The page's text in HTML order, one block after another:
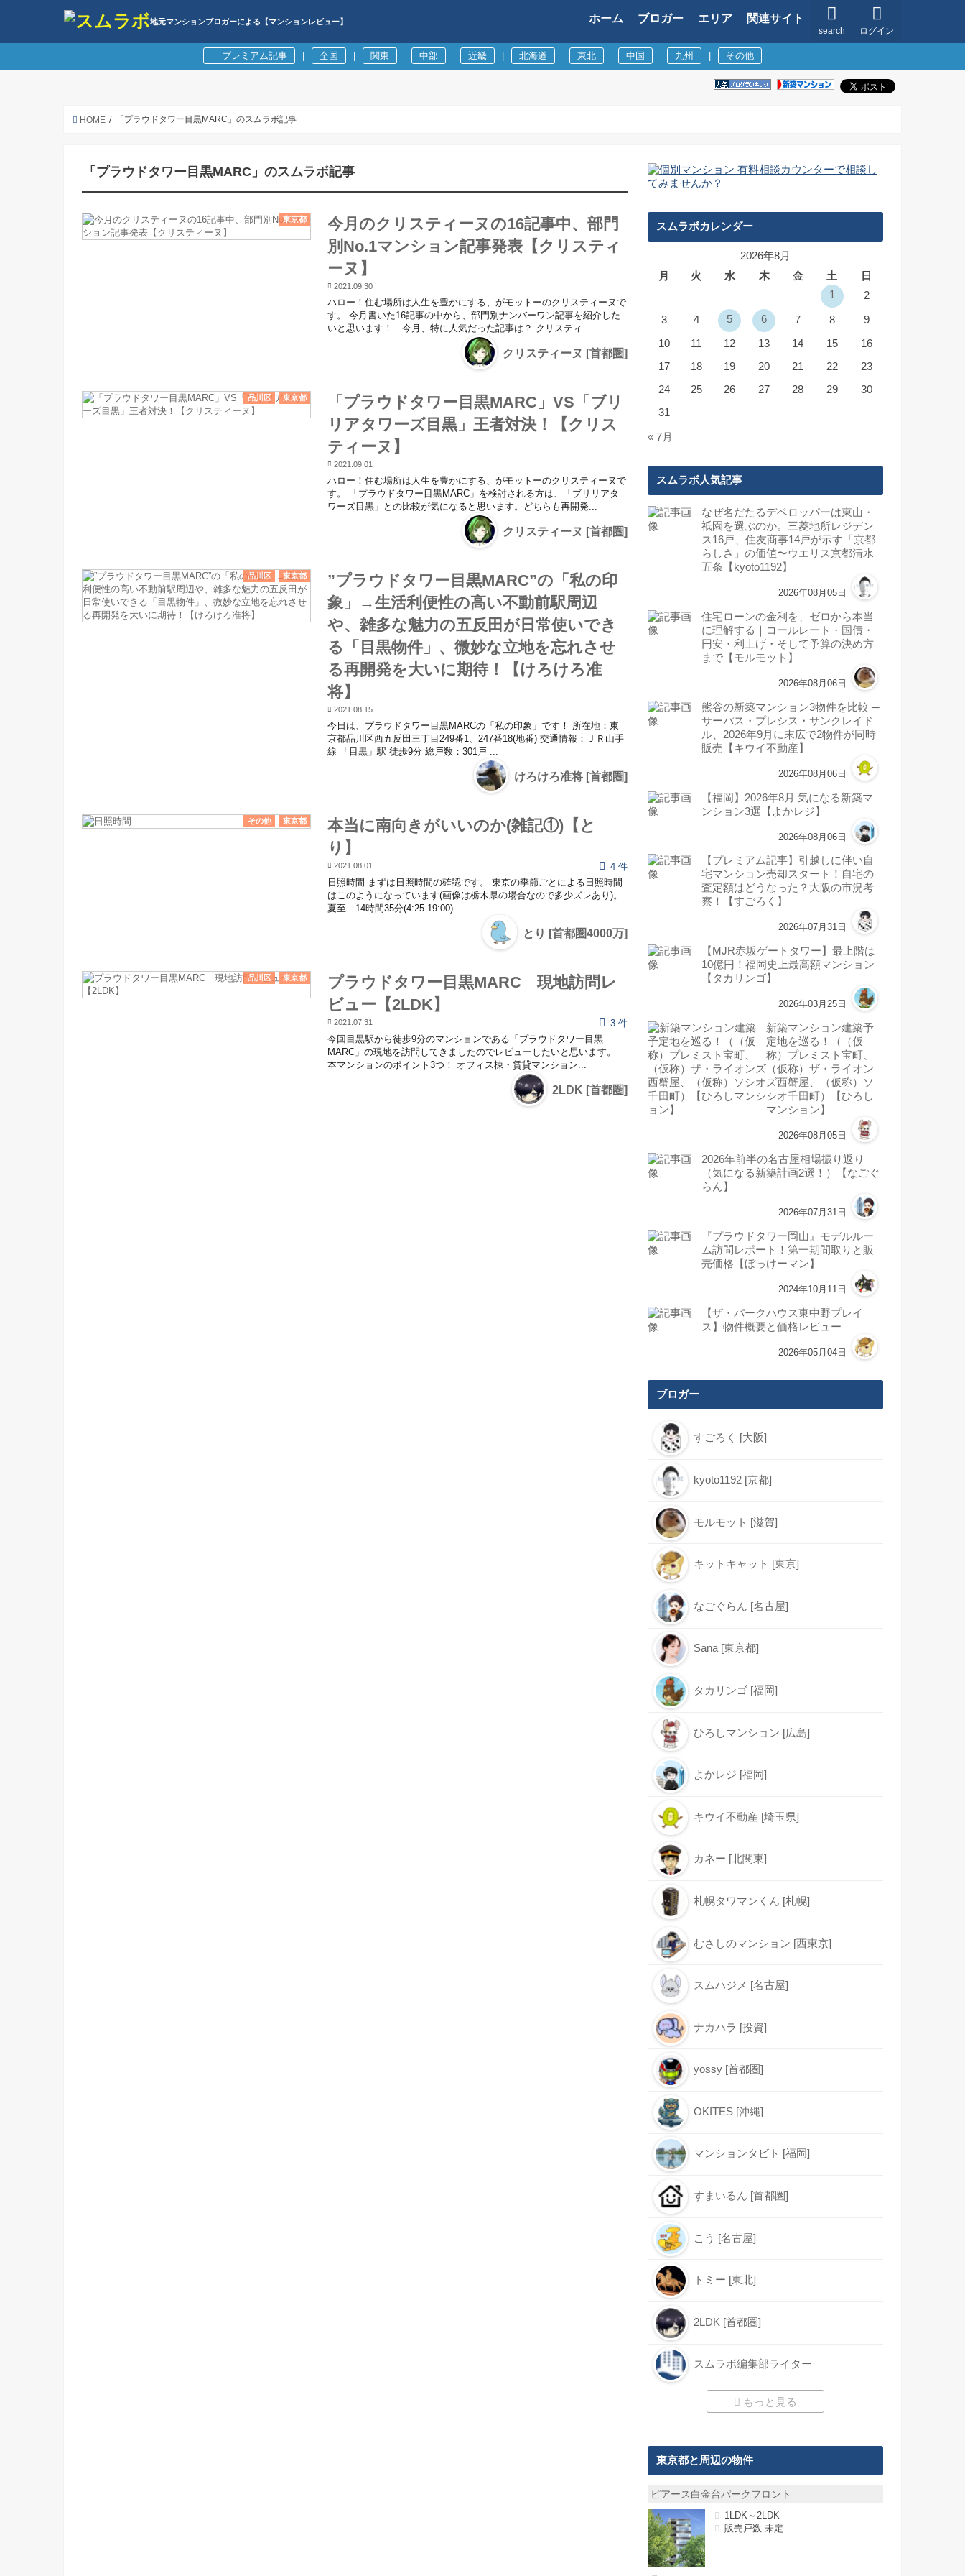
地元マンションブロガーによる【マンションレビュー】
ログイン
search
ホーム ブロガー エリア 関連サイト
プレミアム記事 全国 関東 中部 近畿 北海道 東北 中国 九州 その他
HOME 「プラウドタワー目黒MARC」のスムラボ記事
「プラウドタワー目黒MARC」のスムラボ記事
東京都
今月のクリスティーヌの16記事中、部門
別No.1マンション記事発表【クリスティ
ーヌ】
2021.09.30
ハロー！住む場所は人生を豊かにする、がモットーのクリスティーヌで
す。 今月書いた16記事の中から、部門別ナンバーワン記事を紹介した
いと思います！ 今月、特に人気だった記事は？ クリスティ...
クリスティーヌ [首都圏]
品川区 東京都
「プラウドタワー目黒MARC」VS「ブリ
リアタワーズ目黒」王者対決！【クリス
ティーヌ】
2021.09.01
ハロー！住む場所は人生を豊かにする、がモットーのクリスティーヌで
す。 「プラウドタワー目黒MARC」を検討される方は、「ブリリアタ
ワーズ目黒」との比較が気になると思います。どちらも再開発...
クリスティーヌ [首都圏]
品川区 東京都
”プラウドタワー目黒MARC”の「私の印
象」→生活利便性の高い不動前駅周辺
や、雑多な魅力の五反田が日常使いでき
る「目黒物件」、微妙な立地を忘れさせ
る再開発を大いに期待！【けろけろ准
将】
2021.08.15
今日は、プラウドタワー目黒MARCの「私の印象」です！ 所在地：東
京都品川区西五反田三丁目249番1、247番18(地番) 交通情報：ＪＲ山手
線 「目黒」駅 徒歩9分 総戸数：301戸 ...
けろけろ准将 [首都圏]
その他 東京都
本当に南向きがいいのか(雑記①)【と
り】
2021.08.01
4 件
日照時間 まずは日照時間の確認です。 東京の季節ごとによる日照時間
はこのようになっています(画像は栃木県の場合なので多少ズレあり)。
夏至 14時間35分(4:25-19:00)...
とり [首都圏4000万]
品川区 東京都
プラウドタワー目黒MARC 現地訪問レ
ビュー【2LDK】
2021.07.31
3 件
今回目黒駅から徒歩9分のマンションである「プラウドタワー目黒
MARC」の現地を訪問してきましたのでレビューしたいと思います。
本マンションのポイント3つ！ オフィス棟・賃貸マンション...
2LDK [首都圏]
スムラボカレンダー
2026年8月
月
火 水 木 金 土
日
1
2
3 4 5 6 7 8 9
10 11 12 13 14 15
16
17
18 19 20 21 22
23
24
25 26 27 28 29
30
31
« 7月
スムラボ人気記事
なぜ名だたるデベロッパーは東山・
祇園を選ぶのか。三菱地所レジデン
ス16戸、住友商事14戸が示す「京都
らしさ」の価値〜ウエリス京都清水
五条【kyoto1192】
2026年08月05日
住宅ローンの金利を、ゼロから本当
に理解する｜コールレート・国債・
円安・利上げ・そして予算の決め方
まで【モルモット】
2026年08月06日
熊谷の新築マンション3物件を比較 ─
サーパス・プレシス・サンクレイド
ル、2026年9月に末広で2物件が同時
販売【キウイ不動産】
2026年08月06日
【福岡】2026年8月 気になる新築マ
ンション3選【よかレジ】
2026年08月06日
【プレミアム記事】引越しに伴い自
宅マンション売却スタート！自宅の
査定額はどうなった？大阪の市況考
察！【すごろく】
2026年07月31日
【MJR赤坂ゲートタワー】最上階は
10億円！福岡史上最高額マンション
【タカリンゴ】
2026年03月25日
新築マンション建築予
定地を巡る！（（仮
称）プレミスト宝町、
（仮称）ザ・ライオン
ズ西蟹屋、（仮称）ソ
シオ千田町）【ひろし
マンション】
2026年08月05日
2026年前半の名古屋相場振り返り
（気になる新築計画2選！）【なごぐ
らん】
2026年07月31日
『プラウドタワー岡山』モデルルー
ム訪問レポート！第一期間取りと販
売価格【ぼっけーマン】
2024年10月11日
【ザ・パークハウス東中野プレイ
ス】物件概要と価格レビュー
2026年05月04日
ブロガー
すごろく [大阪]
kyoto1192 [京都]
モルモット [滋賀]
キットキャット [東京]
なごぐらん [名古屋]
Sana [東京都]
タカリンゴ [福岡]
ひろしマンション [広島]
よかレジ [福岡]
キウイ不動産 [埼玉県]
カネー [北関東]
札幌タワマンくん [札幌]
むさしのマンション [西東京]
スムハジメ [名古屋]
ナカハラ [投資]
yossy [首都圏]
OKITES [沖縄]
マンションタビト [福岡]
すまいるん [首都圏]
こう [名古屋]
トミー [東北]
2LDK [首都圏]
スムラボ編集部ライター
もっと見る
東京都と周辺の物件
ピアース白金台パークフロント
1LDK～2LDK
販売戸数 未定